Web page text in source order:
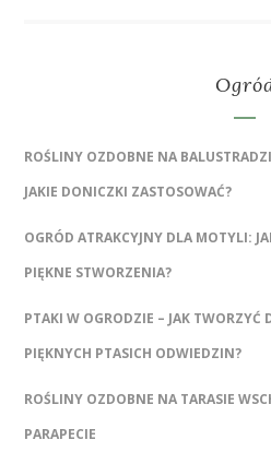
ROŚLINY OZDOBNE NA
JAKIE DONICZKI ZASTOSOWAĆ?
OGRÓD ATRAKCYJNY DLA MOTYLI:
PIĘKNE STWORZENIA?
PTAKI W OGRODZIE – JAK TWORZYĆ
PIĘKNYCH PTASICH ODWIEDZIN?
ROŚLINY OZDOBNE NA TARASIE
PARAPECIE